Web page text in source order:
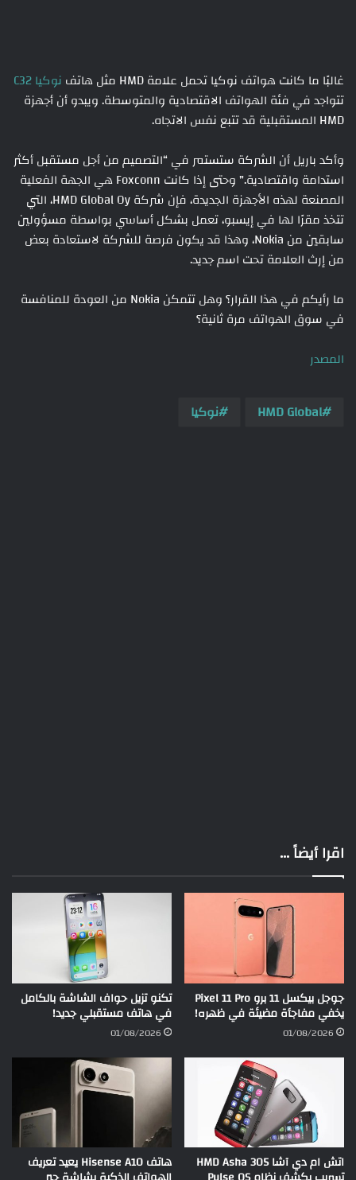
غالبًا ما كانت هواتف نوكيا تحمل علامة HMD مثل هاتف
نوكيا C32
تتواجد في فئة الهواتف الاقتصادية والمتوسطة. ويبدو أن أجهزة
HMD المستقبلية قد تتبع نفس الاتجاه.
وأكد باريل أن الشركة ستستمر في “التصميم من أجل مستقبل أكثر
استدامة واقتصادية.” وحتى إذا كانت Foxconn هي الجهة الفعلية
المصنعة لهذه الأجهزة الجديدة، فإن شركة HMD Global Oy، التي
تتخذ مقرًا لها في إيسبو، تعمل بشكل أساسي بواسطة مسؤولين
سابقين من Nokia، وهذا قد يكون فرصة للشركة لاستعادة بعض
من إرث العلامة تحت اسم جديد.
ما رأيكم في هذا القرار؟ وهل تتمكن Nokia من العودة للمنافسة
في سوق الهواتف مرة ثانية؟
المصدر
HMD Global نوكيا
اقرا أيضاً ...
جوجل بيكسل 11 برو Pixel 11 Pro
يخفي مفاجأة مضيئة في ظهره!
01/08/2026
تكنو تزيل حواف الشاشة بالكامل
في هاتف مستقبلي جديد!
01/08/2026
اتش ام دي آشا HMD Asha 305 هاتف Hisense A10 يعيد تعريف